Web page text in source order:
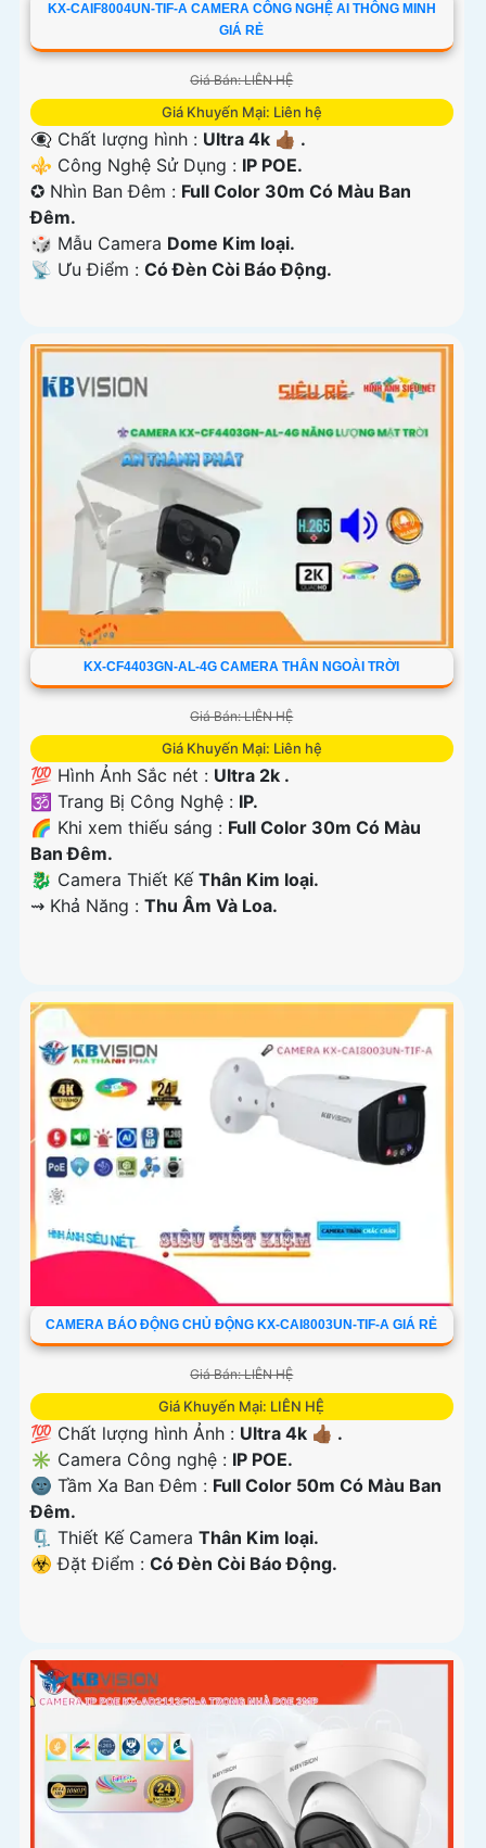
KX-CAIF8004UN-TIF-A CAMERA CÔNG NGHỆ AI THÔNG MINH
GIÁ RẺ
Giá Bán: LIÊN HỆ
Giá Khuyến Mại: Liên hệ
👁️‍🗨 Chất lượng hình : Ultra 4k 👍🏾 .
⚜️ Công Nghệ Sử Dụng : IP POE.
✪ Nhìn Ban Đêm : Full Color 30m Có Màu Ban
Ðêm.
🎲 Mẫu Camera Dome Kim loại.
️📡 Ưu Điểm : Có Ðèn Còi Báo Động.
KX-CF4403GN-AL-4G CAMERA THÂN NGOÀI TRỜI
Giá Bán: LIÊN HỆ
Giá Khuyến Mại: Liên hệ
💯 Hình Ảnh Sắc nét : Ultra 2k .
🕉️ Trang Bị Công Nghệ : IP.
🌈 Khi xem thiếu sáng : Full Color 30m Có Màu
Ban Ðêm.
🐉️ Camera Thiết Kế Thân Kim loại.
️⇝ Khả Năng : Thu Âm Và Loa.
CAMERA BÁO ĐỘNG CHỦ ĐỘNG KX-CAI8003UN-TIF-A GIÁ RẺ
Giá Bán: LIÊN HỆ
Giá Khuyến Mại: LIÊN HỆ
💯 Chất lượng hình Ảnh : Ultra 4k 👍🏾 .
✳️ Camera Công nghệ : IP POE.
🌚 Tầm Xa Ban Đêm : Full Color 50m Có Màu Ban
Ðêm.
🗜️ Thiết Kế Camera Thân Kim loại.
️☣️ Đặt Điểm : Có Ðèn Còi Báo Động.